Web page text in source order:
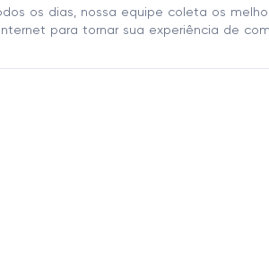
os dias, nossa equipe coleta os
para tornar sua experiência de